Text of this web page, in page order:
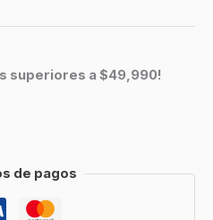
superiores a $49,990!
de pagos